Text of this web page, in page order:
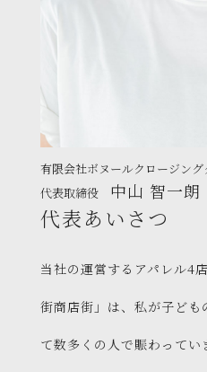
有限会社ボヌールクロージング
代表取締役
中山 智一朗
代表あいさつ
当社の運営するアパレル4
街商店街」は、私が子ど
て数多くの人で賑わって